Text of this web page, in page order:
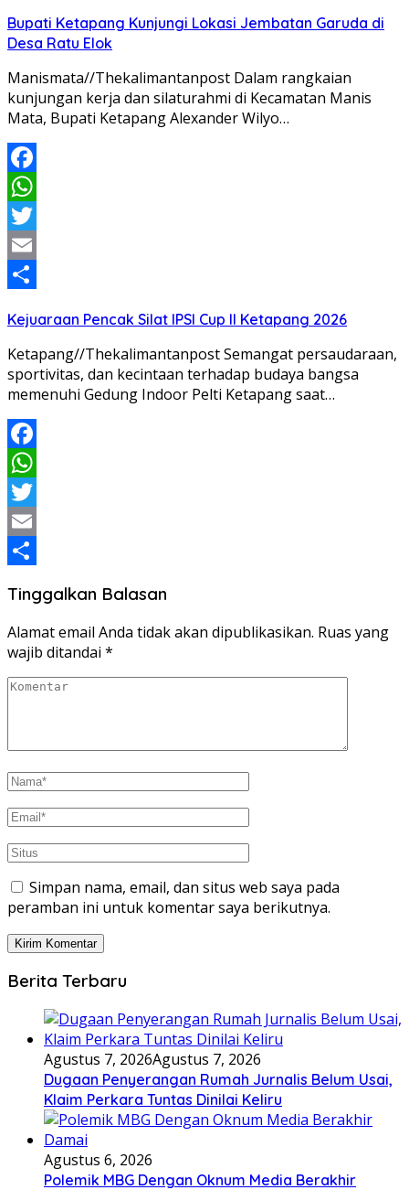
Bupati Ketapang Kunjungi Lokasi Jembatan Garuda di
Desa Ratu Elok
Manismata//Thekalimantanpost Dalam rangkaian
kunjungan kerja dan silaturahmi di Kecamatan Manis
Mata, Bupati Ketapang Alexander Wilyo…
Facebook
WhatsApp
Twitter
Email
Kejuaraan Pencak Silat IPSI Cup II Ketapang 2026
Ketapang//Thekalimantanpost Semangat persaudaraan,
sportivitas, dan kecintaan terhadap budaya bangsa
memenuhi Gedung Indoor Pelti Ketapang saat…
Facebook
WhatsApp
Twitter
Email
Tinggalkan Balasan
Alamat email Anda tidak akan dipublikasikan. Ruas yang
wajib ditandai *
Simpan nama, email, dan situs web saya pada
peramban ini untuk komentar saya berikutnya.
Berita Terbaru
Agustus 7, 2026Agustus 7, 2026
Dugaan Penyerangan Rumah Jurnalis Belum Usai,
Klaim Perkara Tuntas Dinilai Keliru
Agustus 6, 2026
Polemik MBG Dengan Oknum Media Berakhir